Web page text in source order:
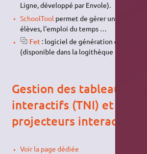
Ligne, développé par Envole).
SchoolTool permet de gérer un carnet de
élèves, l'emploi du temps …
Fet : logiciel de génération d'emploi
(disponible dans la logithèque Ubuntu)
Gestion des tableaux
interactifs (TNI) et Vidéo-
projecteurs interactifs
Voir la page dédiée